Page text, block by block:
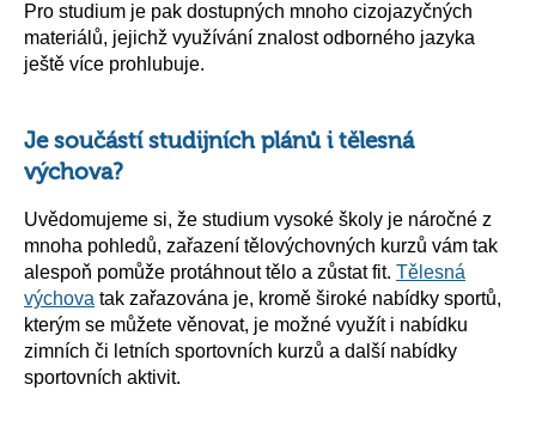
Pro studium je pak dostupných mnoho cizojazyčných
materiálů, jejichž využívání znalost odborného jazyka
ještě více prohlubuje.
Je součástí studijních plánů i tělesná
výchova?
Uvědomujeme si, že studium vysoké školy je náročné z
mnoha pohledů, zařazení tělovýchovných kurzů vám tak
alespoň pomůže protáhnout tělo a zůstat fit. Tělesná
výchova tak zařazována je, kromě široké nabídky sportů,
kterým se můžete věnovat, je možné využít i nabídku
zimních či letních sportovních kurzů a další nabídky
sportovních aktivit.